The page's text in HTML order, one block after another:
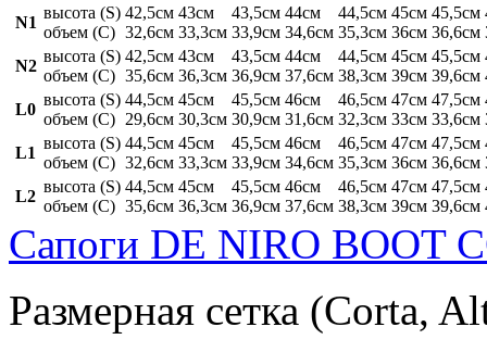
N1
высота (S)
объем (C)
42,5см
32,6см
43см
33,3см
43,5см
33,9см
44см
34,6см
44,5см
35,3см
45см
36см
45,5см
36,6см
N2
высота (S)
объем (C)
42,5см
35,6см
43см
36,3см
43,5см
36,9см
44см
37,6см
44,5см
38,3см
45см
39см
45,5см
39,6см
L0
высота (S)
объем (C)
44,5см
29,6см
45см
30,3см
45,5см
30,9см
46см
31,6см
46,5см
32,3см
47см
33см
47,5см
33,6см
L1
высота (S)
объем (C)
44,5см
32,6см
45см
33,3см
45,5см
33,9см
46см
34,6см
46,5см
35,3см
47см
36см
47,5см
36,6см
L2
высота (S)
объем (C)
44,5см
35,6см
45см
36,3см
45,5см
36,9см
46см
37,6см
46,5см
38,3см
47см
39см
47,5см
39,6см
Сапоги DE NIRO BOOT
Размерная сетка (Corta,